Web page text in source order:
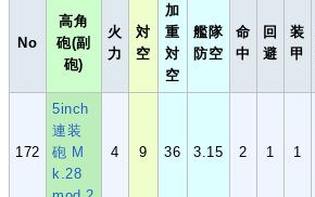
No
高角
砲(副
砲)
火
力
対
空
加
重
対
空
艦隊
防空
命
中
回
避
装
甲
172
5inch
連装
砲 M
k.28
4 9 36 3.15 2 1 1